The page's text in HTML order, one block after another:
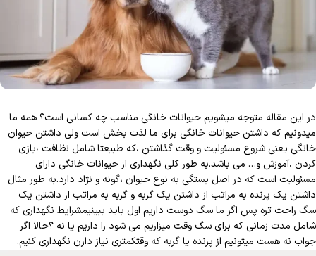
در این مقاله متوجه میشویم حیوانات خانگی مناسب چه کسانی است؟ همه ما
میدونیم که داشتن حیوانات خانگی برای ما لذت بخش است ولی داشتن حیوان
خانگی یعنی شروع مسئولیت و وقت گذاشتن ،که طبیعتا شامل نظافت ،بازی
کردن ،آموزش و… می باشد.به طور کلی نگهداری از حیوانات خانگی دارای
مسئولیت است که در اصل بستگی به نوع حیوان ،گونه و نژاد دارد.به طور مثال
داشتن یک پرنده به مراتب از داشتن یک گربه و گربه به مراتب از داشتن یک
سگ راحت تره پس اگر ما سگ دوست داریم اول باید ببینیمشرایط نگهداری که
شامل مدت زمانی که برای سگ وقت میزاریم می شود را داریم یا نه ؟حالا اگر
جواب نه هست میتونیم از پرنده یا گربه که وقتکمتری نیاز دارن نگهداری کنیم.